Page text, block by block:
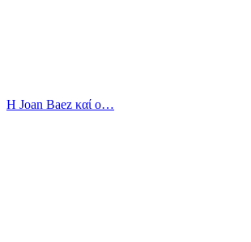
Η Joan Baez καί ο…